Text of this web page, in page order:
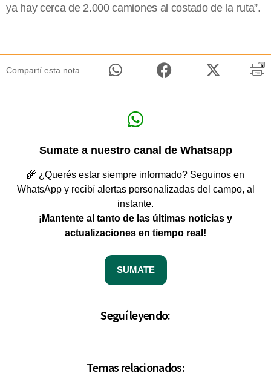
ya hay cerca de 2.000 camiones al costado de la ruta”.
Compartí esta nota
Sumate a nuestro canal de Whatsapp
🌾 ¿Querés estar siempre informado? Seguinos en
WhatsApp y recibí alertas personalizadas del campo, al
instante.
¡Mantente al tanto de las últimas noticias y
actualizaciones en tiempo real!
SUMATE
Seguí leyendo:
Temas relacionados: